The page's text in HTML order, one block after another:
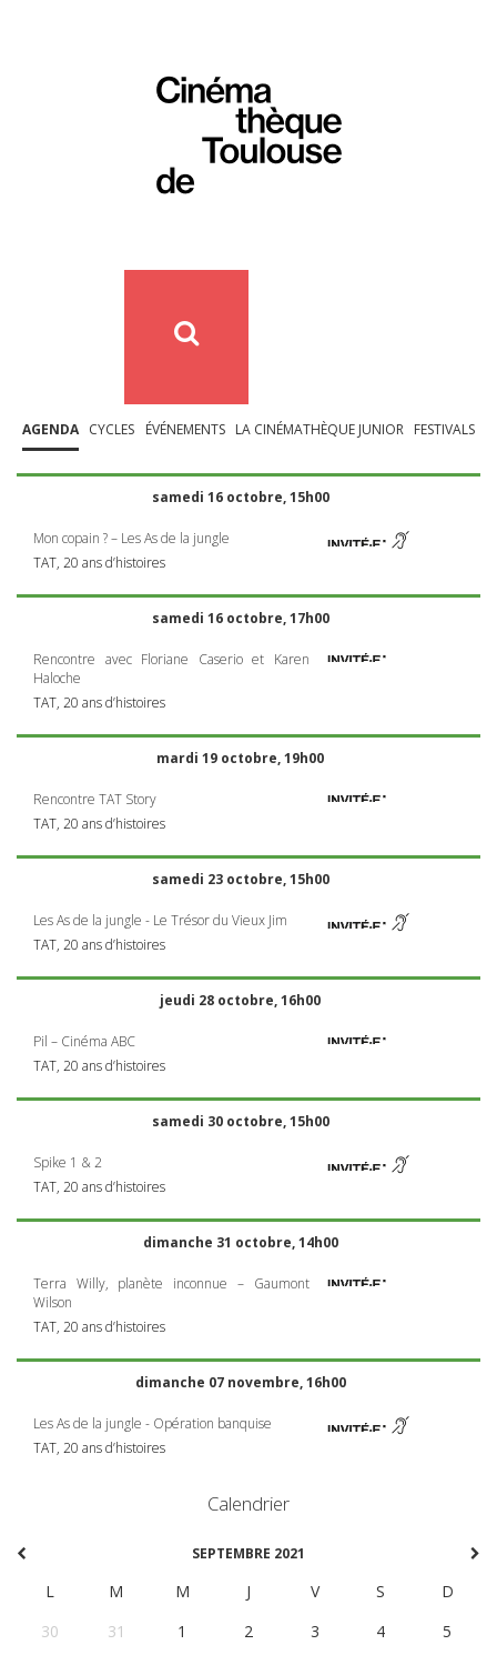
AGENDA CYCLES ÉVÉNEMENTS LA CINÉMATHÈQUE JUNIOR FESTIVALS
samedi 16 octobre, 15h00
Mon copain ? – Les As de la jungle
TAT, 20 ans d’histoires
samedi 16 octobre, 17h00
Rencontre avec Floriane Caserio et Karen
Haloche
TAT, 20 ans d’histoires
mardi 19 octobre, 19h00
Rencontre TAT Story
TAT, 20 ans d’histoires
samedi 23 octobre, 15h00
Les As de la jungle - Le Trésor du Vieux Jim
TAT, 20 ans d’histoires
jeudi 28 octobre, 16h00
Pil – Cinéma ABC
TAT, 20 ans d’histoires
samedi 30 octobre, 15h00
Spike 1 & 2
TAT, 20 ans d’histoires
dimanche 31 octobre, 14h00
Terra Willy, planète inconnue – Gaumont
Wilson
TAT, 20 ans d’histoires
dimanche 07 novembre, 16h00
Les As de la jungle - Opération banquise
TAT, 20 ans d’histoires
Calendrier
SEPTEMBRE 2021
L M M J V S
D
30
31 1 2 3 4
5